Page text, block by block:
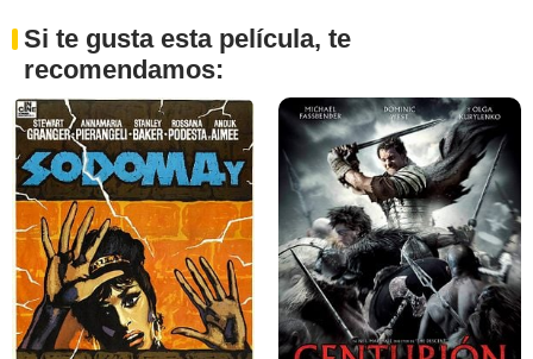
Si te gusta esta película, te
recomendamos: